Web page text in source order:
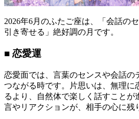
2026年6月のふたご座は、「会話の
引き寄せる」絶好調の月です。
■ 恋愛運
恋愛面では、言葉のセンスや会話の
つながる時です。片思いは、無理に
るより、自然体で楽しく話すことが
言やリアクションが、相手の心に残